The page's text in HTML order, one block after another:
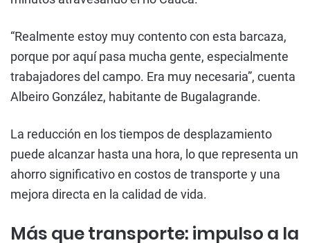
“Realmente estoy muy contento con esta barcaza,
porque por aquí pasa mucha gente, especialmente
trabajadores del campo. Era muy necesaria”, cuenta
Albeiro González, habitante de Bugalagrande.
La reducción en los tiempos de desplazamiento
puede alcanzar hasta una hora, lo que representa un
ahorro significativo en costos de transporte y una
mejora directa en la calidad de vida.
Más que transporte: impulso a la